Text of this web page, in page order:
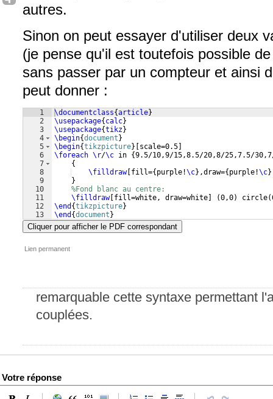
autres.
Sinon on peut essayer d'utiliser deux
(je pense qu'il est toutefois possible
sans passer par un compteur et ainsi
peut donner :
1
2
3
4
5
6
7
8
9
10
11
12
13
\documentclass{article}
\usepackage{ calc}
\usepackage{tikz}
\begin{document }
\begin{tikzpicture} scale=0.5
\foreach \r/\c in {9.5/10,9/15,8.5/20,8/25,7.5/
{
\filldraw[ fill={ purple!\c} ,draw={ purple!\c
}
%Fond blanc au centre:
\filldraw[ fill=white, draw=white (0,0) circle(
\end {tikzpicture}
\end {document }
Cliquer pour afficher le PDF correspondant
Lien permanent
remarquable cette syntaxe permettant
couplées.
Votre réponse